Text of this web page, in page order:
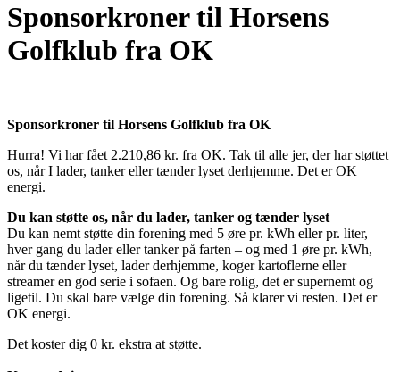
Sponsorkroner til Horsens
Golfklub fra OK
Sponsorkroner til Horsens Golfklub fra OK
Hurra! Vi har fået 2.210,86 kr. fra OK. Tak til alle jer, der har støttet
os, når I lader, tanker eller tænder lyset derhjemme. Det er OK
energi.
Du kan støtte os, når du lader, tanker og tænder lyset
Du kan nemt støtte din forening med 5 øre pr. kWh eller pr. liter,
hver gang du lader eller tanker på farten – og med 1 øre pr. kWh,
når du tænder lyset, lader derhjemme, koger kartoflerne eller
streamer en god serie i sofaen. Og bare rolig, det er supernemt og
ligetil. Du skal bare vælge din forening. Så klarer vi resten. Det er
OK energi.
Det koster dig 0 kr. ekstra at støtte.